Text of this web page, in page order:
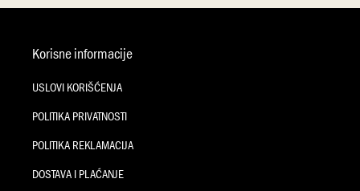
Korisne informacije
USLOVI KORIŠĆENJA
POLITIKA PRIVATNOSTI
POLITIKA REKLAMACIJA
DOSTAVA I PLAĆANJE